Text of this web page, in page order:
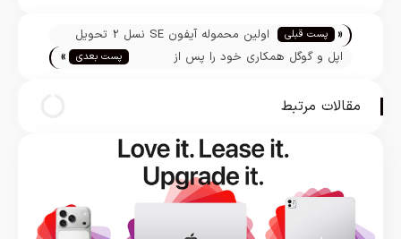
تیم تحریریه « پست قبلی
اولین محموله آیفون SE نسل 2 تحویل
کاربران شد
اپل و گوگل همکاری خود را پس از
پست بعدی »
مقالات مرتبط